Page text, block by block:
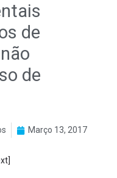
de
de
Março 13, 2017